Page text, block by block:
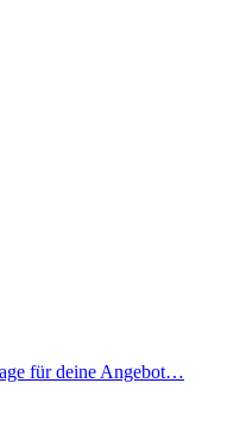
für deine Angebot…